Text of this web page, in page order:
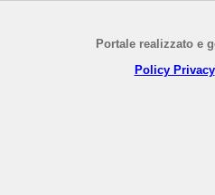
Portale realizzato e
Policy Privacy